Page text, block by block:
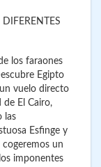
los faraones
Egipto
vuelo directo
El Cairo,
las
Esfinge y
cogeremos un
imponentes